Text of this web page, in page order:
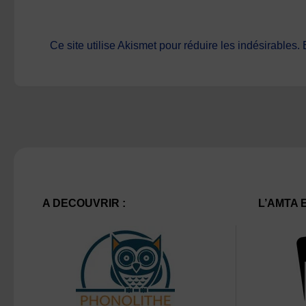
Ce site utilise Akismet pour réduire les indésirables.
A DECOUVRIR : L’AMTA